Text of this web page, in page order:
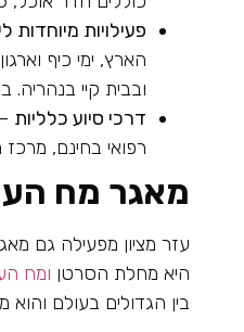
פעילויות מיוחדות
הארץ, ימי כיף
ובבית קיי
דרכי סיוע כלליות
רפואי בחינם, מרכז
מאגר מח
עזר מציון מפעילה גם
היא מחלת הסרטן ומח
בין הגדולים בעולם והוא